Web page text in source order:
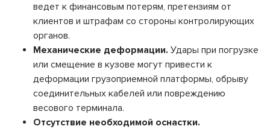
ведет к финансовым потерям, претензиям от
клиентов и штрафам со стороны контролирующих
органов.
Механические деформации. Удары при погрузке
или смещение в кузове могут привести к
деформации грузоприемной платформы, обрыву
соединительных кабелей или повреждению
весового терминала.
Отсутствие необходимой оснастки.